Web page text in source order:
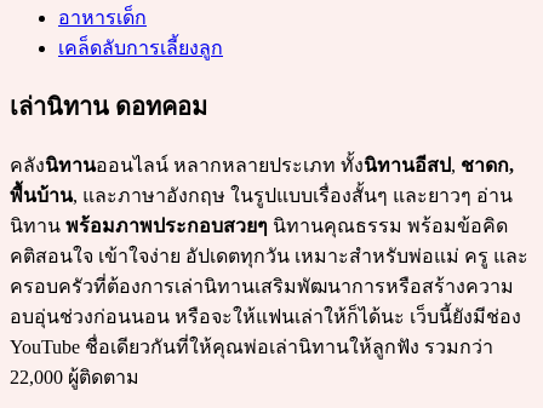
อาหารเด็ก
เคล็ดลับการเลี้ยงลูก
เล่านิทาน ดอทคอม
คลังนิทานออนไลน์ หลากหลายประเภท ทั้งนิทานอีสป, ชาดก,
พื้นบ้าน, และภาษาอังกฤษ ในรูปแบบเรื่องสั้นๆ และยาวๆ อ่าน
นิทาน พร้อมภาพประกอบสวยๆ นิทานคุณธรรม พร้อมข้อคิด
คติสอนใจ เข้าใจง่าย อัปเดตทุกวัน เหมาะสำหรับพ่อแม่ ครู และ
ครอบครัวที่ต้องการเล่านิทานเสริมพัฒนาการหรือสร้างความ
อบอุ่นช่วงก่อนนอน หรือจะให้แฟนเล่าให้ก็ได้นะ เว็บนี้ยังมีช่อง
YouTube ชื่อเดียวกันที่ให้คุณพ่อเล่านิทานให้ลูกฟัง รวมกว่า
22,000 ผู้ติดตาม